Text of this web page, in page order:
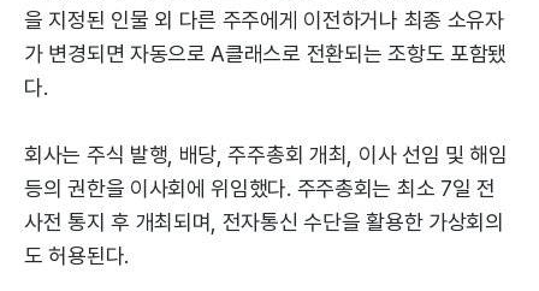
을 지정된 인물 외 다른 주주에게 이전하거나 최종 소유자
가 변경되면 자동으로 A클래스로 전환되는 조항도 포함됐
다.
회사는 주식 발행, 배당, 주주총회 개최, 이사 선임 및 해임
등의 권한을 이사회에 위임했다. 주주총회는 최소 7일 전
사전 통지 후 개최되며, 전자통신 수단을 활용한 가상회의
도 허용된다.